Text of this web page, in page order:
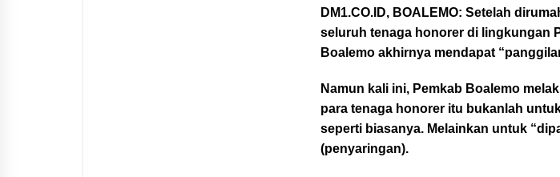
DM1.CO.ID, BOALEMO: Setelah
seluruh tenaga honorer di lingkungan
Boalemo akhirnya mendapat
Namun kali ini, Pemkab Boalemo
para tenaga honorer itu bukanlah
seperti biasanya. Melainkan untuk
(penyaringan).